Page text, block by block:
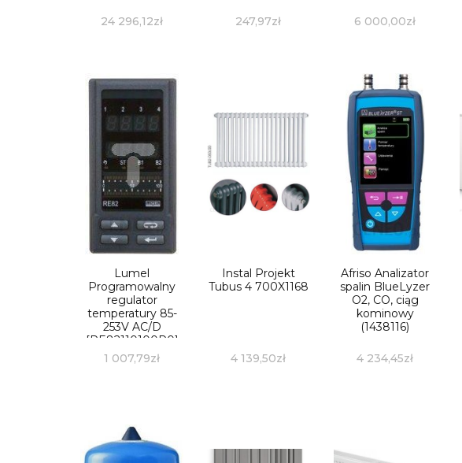
24 296,12zł 247,97zł 6 000,00zł
Lumel
Programowalny
regulator
temperatury 85-
253V AC/D
[RE82110100P0]
1 007,79zł
Instal Projekt
Tubus 4 700X1168
4 139,50zł
Afriso Analizator
spalin BlueLyzer
O2, CO, ciąg
kominowy
(1438116)
4 234,45zł